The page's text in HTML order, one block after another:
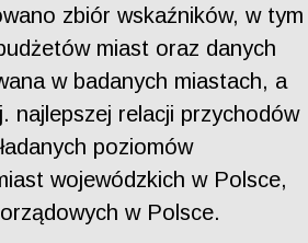
zbiór wskaźników, w tym
miast oraz danych
w badanych miastach, a
najlepszej relacji przychodów
poziomów
wojewódzkich w Polsce,
w Polsce.